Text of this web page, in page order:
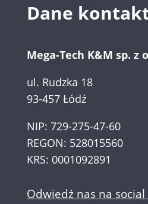
Dane
Mega-Tech K&M sp. z
ul. Rudzka 18
93-457 Łódź
NIP: 729-275-47-60
REGON: 528015560
KRS: 0001092891
Odwiedź nas na